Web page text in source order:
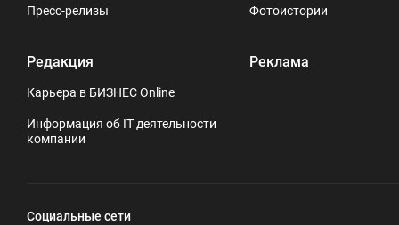
Пресс-релизы
Редакция
Карьера в БИЗНЕС Online
Информация об IT деятельности
компании
Фотоистории
Реклама
Социальные сети